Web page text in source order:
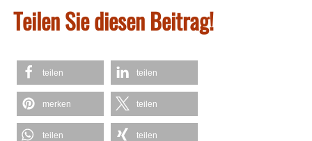
Teilen Sie diesen Beitrag!
teilen teilen
merken teilen
teilen teilen